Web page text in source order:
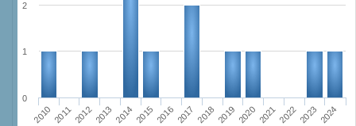
2010 201120122013 2014 2015 2016 2017 2018 2019 2020 202120222023 2024
0
1
2